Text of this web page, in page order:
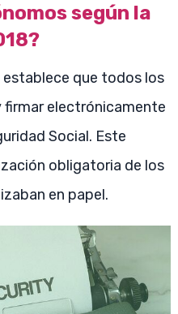
según la
establece que todos los
electrónicamente
Social. Este
obligatoria de los
en papel.